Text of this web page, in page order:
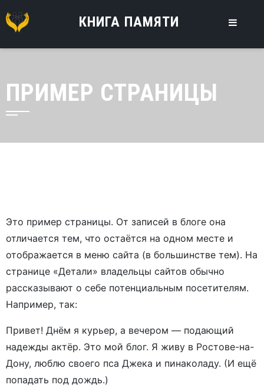
КНИГА ПАМЯТИ
ПРИМЕР СТРАНИЦЫ
Это пример страницы. От записей в блоге она
отличается тем, что остаётся на одном месте и
отображается в меню сайта (в большинстве тем). На
странице «Детали» владельцы сайтов обычно
рассказывают о себе потенциальным посетителям.
Например, так:
Привет! Днём я курьер, а вечером — подающий
надежды актёр. Это мой блог. Я живу в Ростове-на-
Дону, люблю своего пса Джека и пинаколаду. (И ещё
попадать под дождь.)